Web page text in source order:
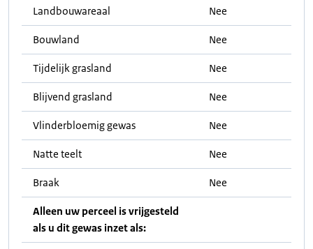
Landbouwareaal Nee
Bouwland Nee
Tijdelijk grasland Nee
Blijvend grasland Nee
Vlinderbloemig gewas Nee
Natte teelt Nee
Braak Nee
Alleen uw perceel is vrijgesteld
als u dit gewas inzet als: